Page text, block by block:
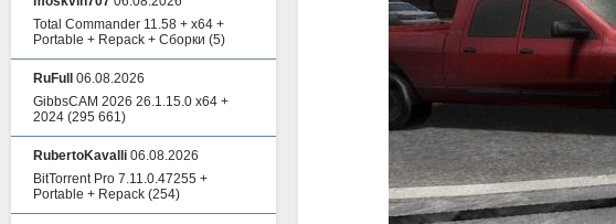
Total Commander 11.58 + x64 +
Portable + Repack + Сборки (5)
RuFull
06.08.2026
GibbsCAM 2026 26.1.15.0 x64 +
2024 (295 661)
RubertoKavalli 06.08.2026
BitTorrent Pro 7.11.0.47255 +
Portable + Repack (254)